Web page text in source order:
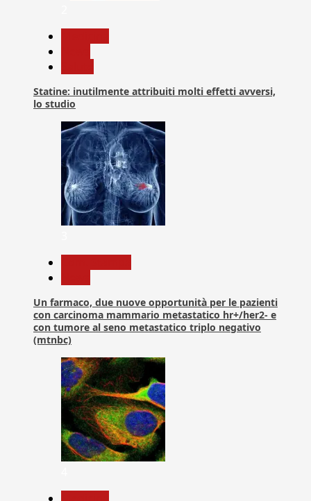
Statine: inutilmente attribuiti molti effetti avversi,
lo studio
Un farmaco, due nuove opportunità per le pazienti
con carcinoma mammario metastatico hr+/her2- e
con tumore al seno metastatico triplo negativo
(mtnbc)